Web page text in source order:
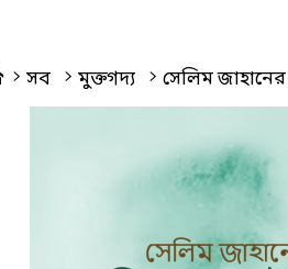
Home
সব মুক্তগদ্য সেলিম